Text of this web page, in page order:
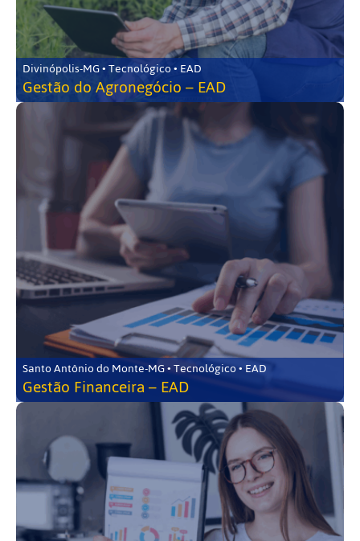
Divinópolis-MG • Tecnológico • EAD
Gestão do Agronegócio – EAD
Santo Antônio do Monte-MG • Tecnológico • EAD
Gestão Financeira – EAD